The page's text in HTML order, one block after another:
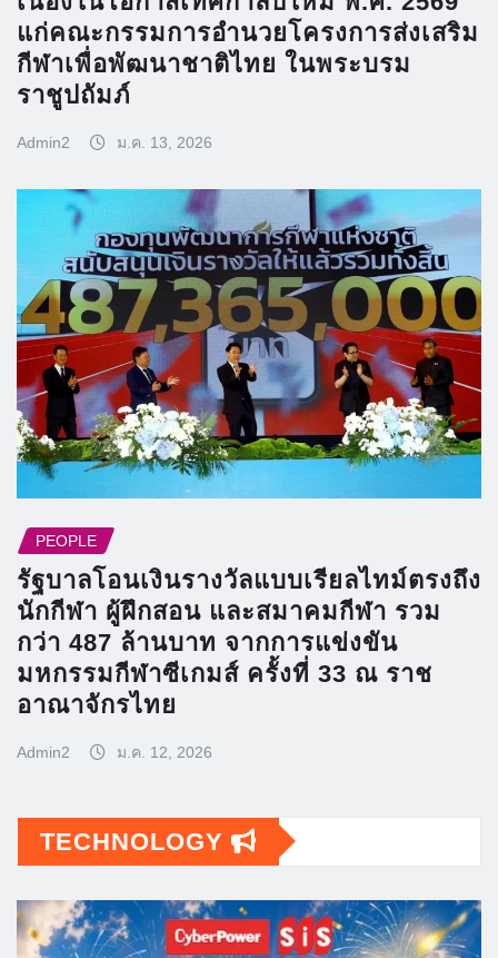
แก่คณะกรรมการอำนวยโครงการส่งเสริม
กีฬาเพื่อพัฒนาชาติไทย ในพระบรม
ราชูปถัมภ์
Admin2 ม.ค. 13, 2026
PEOPLE
รัฐบาลโอนเงินรางวัลแบบเรียลไทม์ตรงถึง
นักกีฬา ผู้ฝึกสอน และสมาคมกีฬา รวม
กว่า 487 ล้านบาท จากการแข่งขัน
มหกรรมกีฬาซีเกมส์ ครั้งที่ 33 ณ ราช
อาณาจักรไทย
Admin2 ม.ค. 12, 2026
TECHNOLOGY